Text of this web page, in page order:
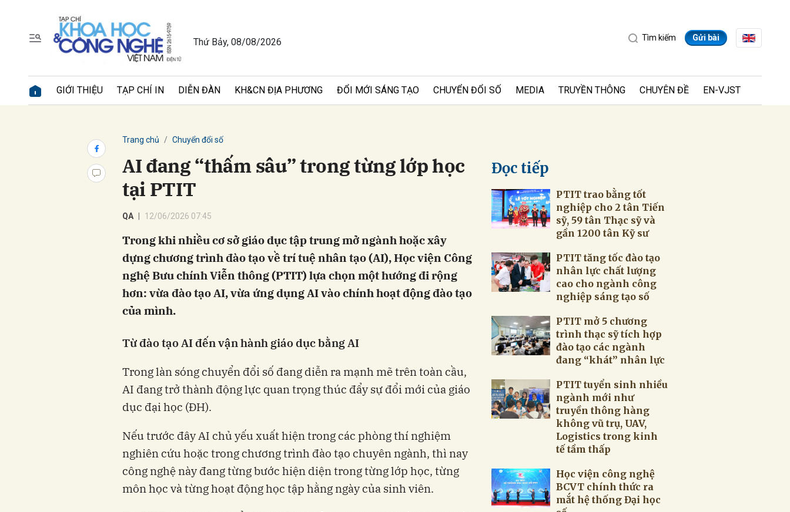
Thứ Bảy, 08/08/2026 Tìm kiếm Gửi bài
GIỚI THIỆU TẠP CHÍ IN DIỄN ĐÀN KH&CN ĐỊA PHƯƠNG ĐỔI MỚI SÁNG TẠO CHUYỂN ĐỔI SỐ MEDIA TRUYỀN THÔNG CHUYÊN ĐỀ EN-VJST
Trang chủ Chuyển đổi số
AI đang “thấm sâu” trong từng lớp học
tại PTIT
QA 12/06/2026 07:45
Trong khi nhiều cơ sở giáo dục tập trung mở ngành hoặc xây
dựng chương trình đào tạo về trí tuệ nhân tạo (AI), Học viện Công
nghệ Bưu chính Viễn thông (PTIT) lựa chọn một hướng đi rộng
hơn: vừa đào tạo AI, vừa ứng dụng AI vào chính hoạt động đào tạo
của mình.
Từ đào tạo AI đến vận hành giáo dục bằng AI
Trong làn sóng chuyển đổi số đang diễn ra mạnh mẽ trên toàn cầu,
AI đang trở thành động lực quan trọng thúc đẩy sự đổi mới của giáo
dục đại học (ĐH).
Nếu trước đây AI chủ yếu xuất hiện trong các phòng thí nghiệm
nghiên cứu hoặc trong chương trình đào tạo chuyên ngành, thì nay
công nghệ này đang từng bước hiện diện trong từng lớp học, từng
môn học và từng hoạt động học tập hằng ngày của sinh viên.
Đọc tiếp
PTIT trao bằng tốt
nghiệp cho 2 tân Tiến
sỹ, 59 tân Thạc sỹ và
gần 1200 tân Kỹ sư
PTIT tăng tốc đào tạo
nhân lực chất lượng
cao cho ngành công
nghiệp sáng tạo số
PTIT mở 5 chương
trình thạc sỹ tích hợp
đào tạo các ngành
đang “khát” nhân lực
PTIT tuyển sinh nhiều
ngành mới như
truyền thông hàng
không vũ trụ, UAV,
Logistics trong kinh
tế tầm thấp
Học viện công nghệ
BCVT chính thức ra
mắt hệ thống Đại học
Gửi